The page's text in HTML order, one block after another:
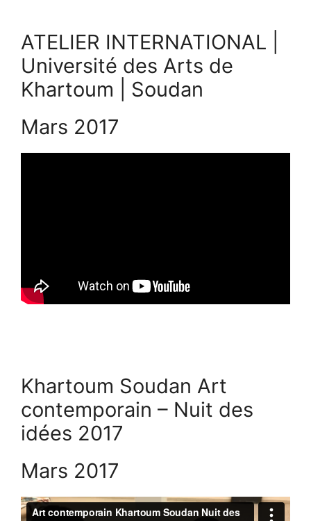
ATELIER INTERNATIONAL |
Université des Arts de
Khartoum | Soudan
Mars 2017
Khartoum Soudan Art
contemporain – Nuit des
idées 2017
Mars 2017